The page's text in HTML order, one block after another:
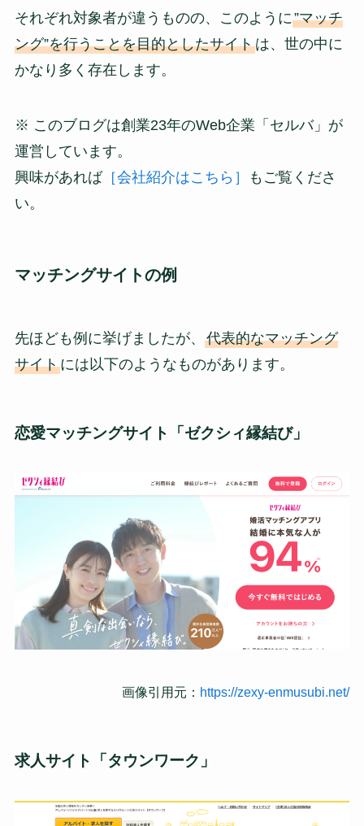
それぞれ対象者が違うものの、このように”マッチ
ング”を行うことを目的としたサイトは、世の中に
かなり多く存在します。
※ このブログは創業23年のWeb企業「セルバ」が
運営しています。
興味があれば［会社紹介はこちら］
もご覧くださ
い。
マッチングサイトの例
先ほども例に挙げましたが、 代表的なマッチング
サイトには以下のようなものがあります。
恋愛マッチングサイト「ゼクシィ縁結び」
画像引用元： https://zexy-enmusubi.net/
求人サイト「タウンワーク」